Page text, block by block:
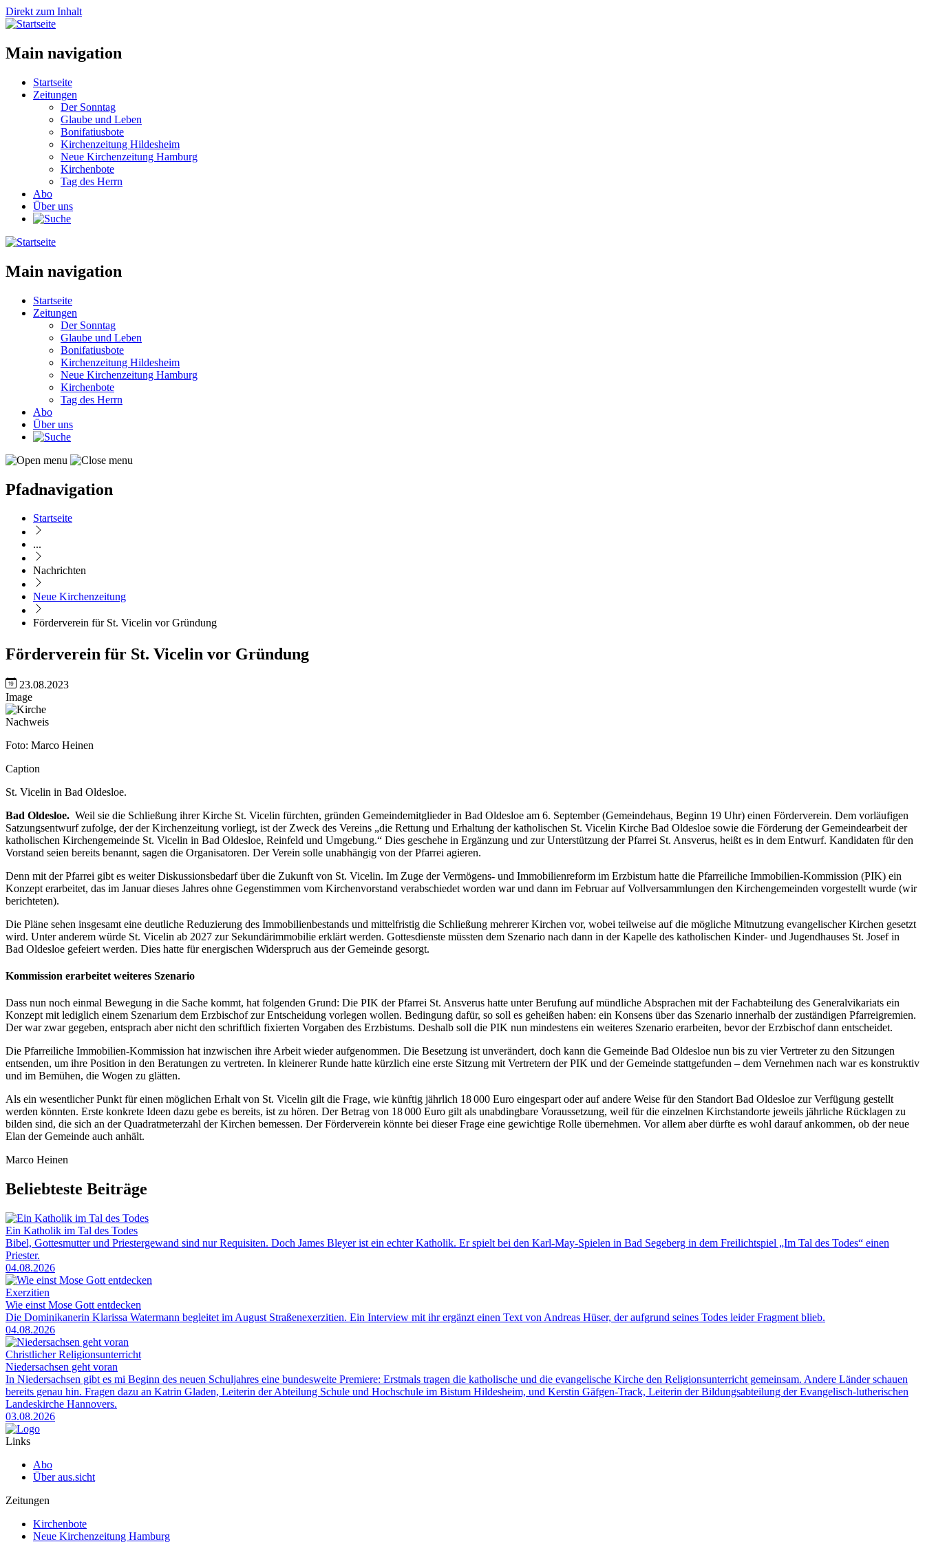
Direkt zum Inhalt
Main navigation
Startseite
Zeitungen
Der Sonntag
Glaube und Leben
Bonifatiusbote
Kirchenzeitung Hildesheim
Neue Kirchenzeitung Hamburg
Kirchenbote
Tag des Herrn
Abo
Über uns
Main navigation
Startseite
Zeitungen
Der Sonntag
Glaube und Leben
Bonifatiusbote
Kirchenzeitung Hildesheim
Neue Kirchenzeitung Hamburg
Kirchenbote
Tag des Herrn
Abo
Über uns
Pfadnavigation
Startseite
...
Nachrichten
Neue Kirchenzeitung
Förderverein für St. Vicelin vor Gründung
Förderverein für St. Vicelin vor Gründung
23.08.2023
Image
Nachweis
Foto: Marco Heinen
Caption
St. Vicelin in Bad Oldesloe.
Bad Oldesloe. Weil sie die Schließung ihrer Kirche St. Vicelin fürchten, gründen Gemeindemitglieder in Bad Oldesloe am 6. September (Gemeindehaus, Beginn 19 Uhr) einen Förderverein. Dem vorläufigen
Satzungsentwurf zufolge, der der Kirchenzeitung vorliegt, ist der Zweck des Vereins „die Rettung und Erhaltung der katholischen St. Vicelin Kirche Bad Oldesloe sowie die Förderung der Gemeindearbeit der
katholischen Kirchengemeinde St. Vicelin in Bad Oldesloe, Reinfeld und Umgebung.“ Dies geschehe in Ergänzung und zur Unterstützung der Pfarrei St. Ansverus, heißt es in dem Entwurf. Kandidaten für den
Vorstand seien bereits benannt, sagen die Organisatoren. Der Verein solle unabhängig von der Pfarrei agieren.
Denn mit der Pfarrei gibt es weiter Diskussionsbedarf über die Zukunft von St. Vicelin. Im Zuge der Vermögens- und Immobilienreform im Erzbistum hatte die Pfarreiliche Immobilien-Kommission (PIK) ein
Konzept erarbeitet, das im Januar dieses Jahres ohne Gegenstimmen vom Kirchenvorstand verabschiedet worden war und dann im Februar auf Vollversammlungen den Kirchengemeinden vorgestellt wurde (wir
berichteten).
Die Pläne sehen insgesamt eine deutliche Reduzierung des Immobilienbestands und mittelfristig die Schließung mehrerer Kirchen vor, wobei teilweise auf die mögliche Mitnutzung evangelischer Kirchen gesetzt
wird. Unter anderem würde St. Vicelin ab 2027 zur Sekundärimmobilie erklärt werden. Gottesdienste müssten dem Szenario nach dann in der Kapelle des katholischen Kinder- und Jugendhauses St. Josef in
Bad Oldesloe gefeiert werden. Dies hatte für energischen Widerspruch aus der Gemeinde gesorgt.
Kommission erarbeitet weiteres Szenario
Dass nun noch einmal Bewegung in die Sache kommt, hat folgenden Grund: Die PIK der Pfarrei St. Ansverus hatte unter Berufung auf mündliche Absprachen mit der Fachabteilung des Generalvikariats ein
Konzept mit lediglich einem Szenarium dem Erzbischof zur Entscheidung vorlegen wollen. Bedingung dafür, so soll es geheißen haben: ein Konsens über das Szenario innerhalb der zuständigen Pfarreigremien.
Der war zwar gegeben, entsprach aber nicht den schriftlich fixierten Vorgaben des Erzbistums. Deshalb soll die PIK nun mindestens ein weiteres Szenario erarbeiten, bevor der Erzbischof dann entscheidet.
Die Pfarreiliche Immobilien-­Kommission hat inzwischen ihre Arbeit wieder aufgenommen. Die Besetzung ist unverändert, doch kann die Gemeinde Bad Oldesloe nun bis zu vier Vertreter zu den Sitzungen
entsenden, um ihre Position in den Beratungen zu vertreten. In kleinerer Runde hatte kürzlich eine erste Sitzung mit Vertretern der PIK und der Gemeinde stattgefunden – dem Vernehmen nach war es konstruktiv
und im Bemühen, die Wogen zu glätten.
Als ein wesentlicher Punkt für einen möglichen Erhalt von St. Vicelin gilt die Frage, wie künftig jährlich 18 000 Euro eingespart oder auf andere Weise für den Standort Bad Oldesloe zur Verfügung gestellt
werden könnten. Erste konkrete Ideen dazu gebe es bereits, ist zu hören. Der Betrag von 18 000 Euro gilt als unabdingbare Voraussetzung, weil für die einzelnen Kirchstandorte jeweils jährliche Rücklagen zu
bilden sind, die sich an der Quadratmeterzahl der Kirchen bemessen. Der Förderverein könnte bei dieser Frage eine gewichtige Rolle übernehmen. Vor allem aber dürfte es wohl darauf ankommen, ob der neue
Elan der Gemeinde auch anhält.
Marco Heinen
Beliebteste Beiträge
Ein Katholik im Tal des Todes
Bibel, Gottesmutter und Priestergewand sind nur Requisiten. Doch James Bleyer ist ein echter Katholik. Er spielt bei den Karl-May-Spielen in Bad Segeberg in dem Freilichtspiel „Im Tal des Todes“ einen
Priester.
04.08.2026
Exerzitien
Wie einst Mose Gott entdecken
Die Dominikanerin Klarissa Watermann begleitet im August Straßenexerzitien. Ein Interview mit ihr ergänzt einen Text von Andreas Hüser, der aufgrund seines Todes leider Fragment blieb.
04.08.2026
Christlicher Religionsunterricht
Niedersachsen geht voran
In Niedersachsen gibt es mi Beginn des neuen Schuljahres eine bundesweite Premiere: Erstmals tragen die katholische und die evangelische Kirche den Religionsunterricht gemeinsam. Andere Länder schauen
bereits genau hin. Fragen dazu an Katrin Gladen, Leiterin der Abteilung Schule und Hochschule im Bistum Hildesheim, und Kerstin Gäfgen-Track, Leiterin der Bildungsabteilung der Evangelisch-lutherischen
Landeskirche Hannovers.
03.08.2026
Links
Abo
Über aus.sicht
Zeitungen
Kirchenbote
Neue Kirchenzeitung Hamburg